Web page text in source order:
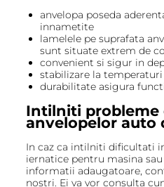
anvelopa poseda
innametite
lamelele pe suprafata
sunt situate extrem de
convenient si sigur in
stabilizare la
durabilitate asigura
Intilniti probleme
anvelopelor auto
In caz ca intilniti dificultati
iernatice pentru masina
informatii adaugatoare,
nostri. Ei va vor consulta